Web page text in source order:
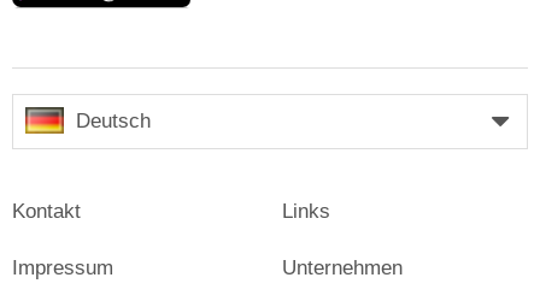
Deutsch
Kontakt
Impressum
Links
Unternehmen